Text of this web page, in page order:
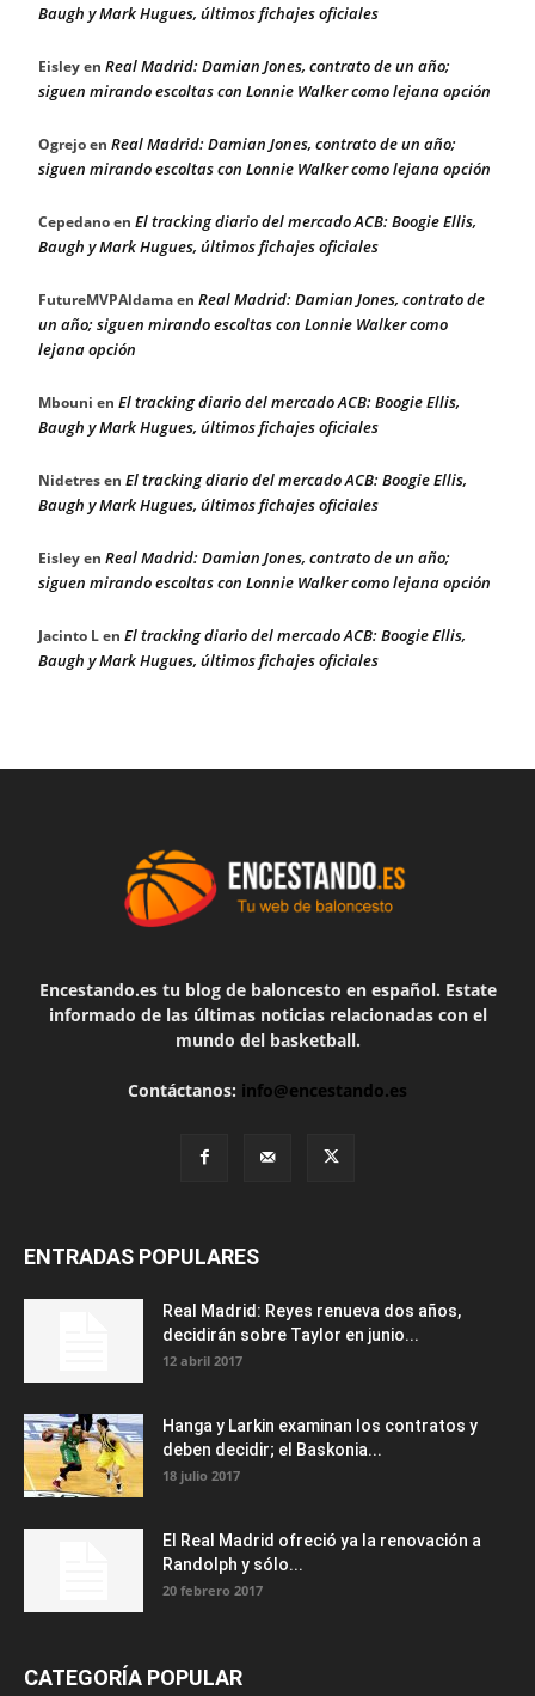
Baugh y Mark Hugues, últimos fichajes oficiales
Eisleyen Real Madrid: Damian Jones, contrato de un año;
siguen mirando escoltas con Lonnie Walker como lejana opción
Ogrejoen Real Madrid: Damian Jones, contrato de un año;
siguen mirando escoltas con Lonnie Walker como lejana opción
Cepedanoen El tracking diario del mercado ACB: Boogie Ellis,
Baugh y Mark Hugues, últimos fichajes oficiales
FutureMVPAldamaen Real Madrid: Damian Jones, contrato de
un año; siguen mirando escoltas con Lonnie Walker como
lejana opción
Mbouni en El tracking diario del mercado ACB: Boogie Ellis,
Baugh y Mark Hugues, últimos fichajes oficiales
Nidetresen El tracking diario del mercado ACB: Boogie Ellis,
Baugh y Mark Hugues, últimos fichajes oficiales
Eisleyen Real Madrid: Damian Jones, contrato de un año;
siguen mirando escoltas con Lonnie Walker como lejana opción
Jacinto Len El tracking diario del mercado ACB: Boogie Ellis,
Baugh y Mark Hugues, últimos fichajes oficiales
Encestando.es tu blog de baloncesto en español. Estate
informado de las últimas noticias relacionadas con el
mundo del basketball.
Contáctanos: info@encestando.es
ENTRADAS POPULARES
Real Madrid: Reyes renueva dos años,
decidirán sobre Taylor en junio...
12 abril 2017
Hanga y Larkin examinan los contratos y
deben decidir; el Baskonia...
18 julio 2017
El Real Madrid ofreció ya la renovación a
Randolph y sólo...
20 febrero 2017
CATEGORÍA POPULAR